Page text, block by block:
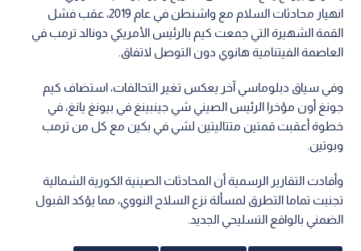
انهيار محادثات السلام مع واشنطن في عام 2019، عقب فشل
القمة الشهيرة التي جمعت كيم بالرئيس الأمريكي دونالد ترمب في
العاصمة الفيتنامية هانوي دون التوصل لاتفاق.
وفي سياق دبلوماسي آخر يعكس تغير التحالفات، استضاف كيم
جونغ أون مؤخرا الرئيس الصيني شي جينبينغ في بيونغ يانغ، في
خطوة أعقبت قمتين متتاليتين لشي في بكين مع كل من ترمب
وبوتين.
وأفادت التقارير الرسمية أن المحادثات الصينية الكورية الشمالية
تجنبت تماما التطرق لمسألة نزع السلاح النووي، مما يؤكد القبول
الضمني بالواقع التسليحي الجديد.